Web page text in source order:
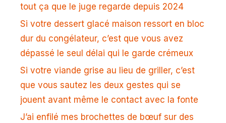
tout ça que le juge regarde depuis 2024
Si votre dessert glacé maison ressort en bloc
dur du congélateur, c’est que vous avez
dépassé le seul délai qui le garde crémeux
Si votre viande grise au lieu de griller, c’est
que vous sautez les deux gestes qui se
jouent avant même le contact avec la fonte
J’ai enfilé mes brochettes de bœuf sur des